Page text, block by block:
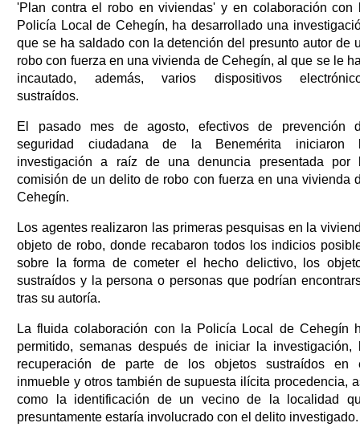
'Plan contra el robo en viviendas' y en colaboración con
Policía Local de Cehegín, ha desarrollado una
que se ha saldado con la detención del presunto autor de
robo con fuerza en una vivienda de Cehegín, al que se le
incautado, además, varios dispositivos
sustraídos.
El pasado mes de agosto, efectivos de prevención
seguridad ciudadana de la Benemérita iniciaron
investigación a raíz de una denuncia presentada por
comisión de un delito de robo con fuerza en una vivienda
Cehegín.
Los agentes realizaron las primeras pesquisas en la
objeto de robo, donde recabaron todos los indicios
sobre la forma de cometer el hecho delictivo, los
sustraídos y la persona o personas que podrían
tras su autoría.
La fluida colaboración con la Policía Local de Cehegín
permitido, semanas después de iniciar la investigación,
recuperación de parte de los objetos sustraídos en
inmueble y otros también de supuesta ilícita procedencia,
como la identificación de un vecino de la localidad
presuntamente estaría involucrado con el delito investigado.